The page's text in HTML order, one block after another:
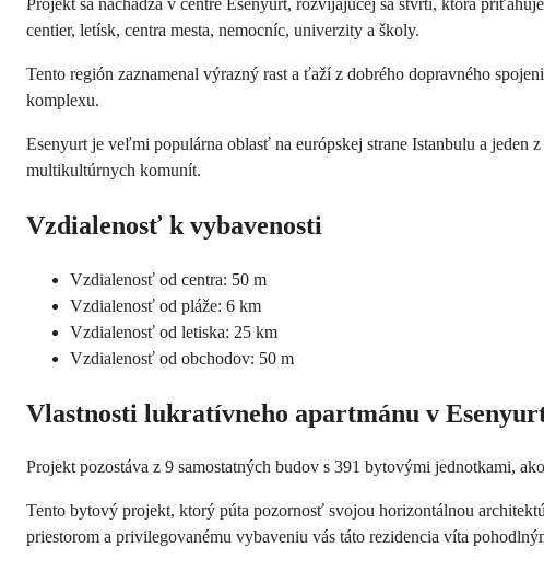
centier, letísk, centra mesta, nemocníc, univerzity a školy.
Tento región zaznamenal výrazný rast a ťaží z dobrého dopravného
komplexu.
Esenyurt je veľmi populárna oblasť na európskej strane Istanbulu a jeden
multikultúrnych komunít.
Vzdialenosť k vybavenosti
Vzdialenosť od centra: 50 m
Vzdialenosť od pláže: 6 km
Vzdialenosť od letiska: 25 km
Vzdialenosť od obchodov: 50 m
Vlastnosti lukratívneho apartmánu v
Projekt pozostáva z 9 samostatných budov s 391 bytovými jednotkami,
Tento bytový projekt, ktorý púta pozornosť svojou horizontálnou
priestorom a privilegovanému vybaveniu vás táto rezidencia víta